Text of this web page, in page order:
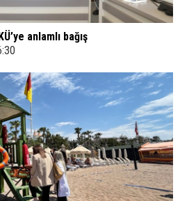
anlamlı bağış